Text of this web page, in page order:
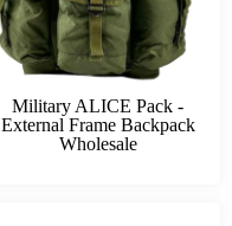
Military ALICE Pack -
External Frame Backpack
Wholesale